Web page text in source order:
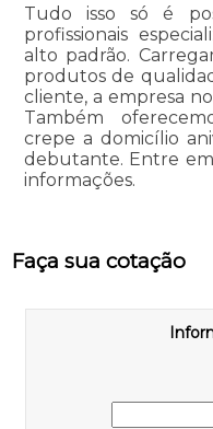
Tudo isso só é
profissionais
alto padrão.
produtos de
cliente, a empresa
Também
crepe a domicílio
debutante. Entre
informações.
Faça sua cotação